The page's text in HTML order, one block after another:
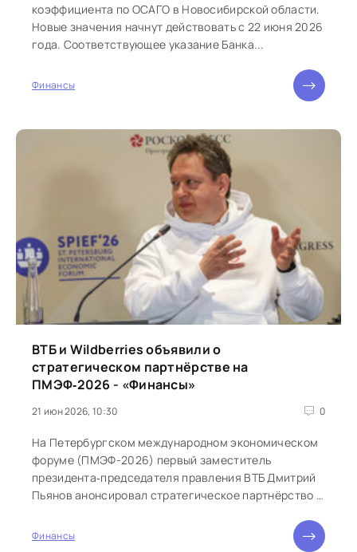
коэффициента по ОСАГО в Новосибирской области.
Новые значения начнут действовать с 22 июня 2026
года. Соответствующее указание Банка...
Финансы
ВТБ и Wildberries объявили о
стратегическом партнёрстве на
ПМЭФ‑2026 - «Финансы»
21 июн 2026, 10:30 0
На Петербургском международном экономическом
форуме (ПМЭФ-2026) первый заместитель
президента‑председателя правления ВТБ Дмитрий
Пьянов анонсировал стратегическое партнёрство с
Финансы